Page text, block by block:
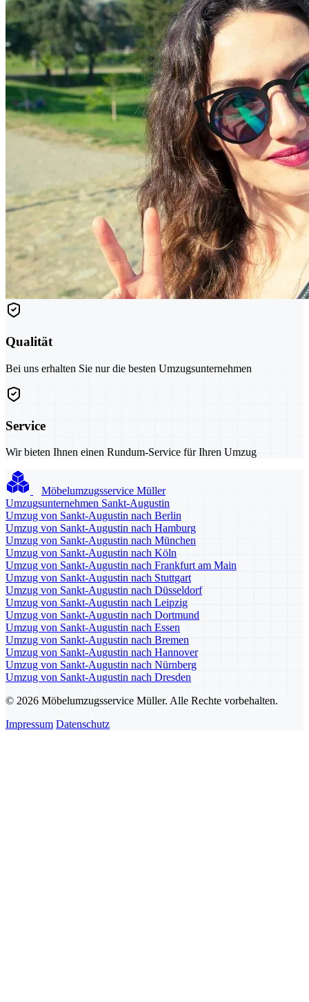
Qualität
Bei uns erhalten Sie nur die besten Umzugsunternehmen
Service
Wir bieten Ihnen einen Rundum-Service für Ihren Umzug
Möbelumzugsservice Müller
Umzugsunternehmen Sankt-Augustin
Umzug von Sankt-Augustin nach Berlin
Umzug von Sankt-Augustin nach Hamburg
Umzug von Sankt-Augustin nach München
Umzug von Sankt-Augustin nach Köln
Umzug von Sankt-Augustin nach Frankfurt am Main
Umzug von Sankt-Augustin nach Stuttgart
Umzug von Sankt-Augustin nach Düsseldorf
Umzug von Sankt-Augustin nach Leipzig
Umzug von Sankt-Augustin nach Dortmund
Umzug von Sankt-Augustin nach Essen
Umzug von Sankt-Augustin nach Bremen
Umzug von Sankt-Augustin nach Hannover
Umzug von Sankt-Augustin nach Nürnberg
Umzug von Sankt-Augustin nach Dresden
© 2026 Möbelumzugsservice Müller. Alle Rechte vorbehalten.
Impressum Datenschutz